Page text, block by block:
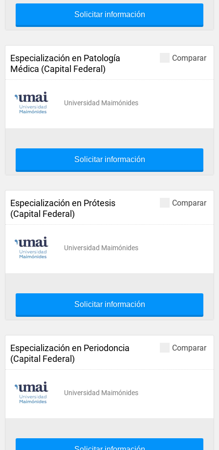
Solicitar información
Comparar
Especialización en Patología
Médica (Capital Federal)
Universidad Maimónides
Solicitar información
Comparar
Especialización en Prótesis
(Capital Federal)
Universidad Maimónides
Solicitar información
Comparar
Especialización en Periodoncia
(Capital Federal)
Universidad Maimónides